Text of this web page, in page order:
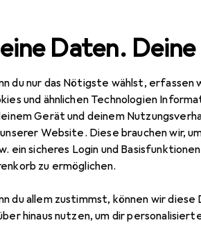
Daten. Deine
du nur das Nötigste wählst, erfassen
und ähnlichen Technologien
Gerät und deinem
Website. Diese brauchen wir,
ein sicheres Login und
zu ermöglichen.
du allem zustimmst, können wir diese
hinaus nutzen, um dir
Gesamtsortiment Büro +
Deutsch,